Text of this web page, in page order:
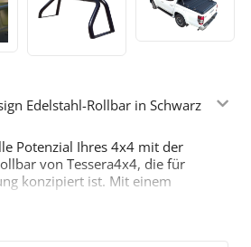
Edelstahl-Rollbar in Schwarz
Potenzial Ihres 4x4 mit der
von Tessera4x4, die für
konzipiert ist. Mit einem